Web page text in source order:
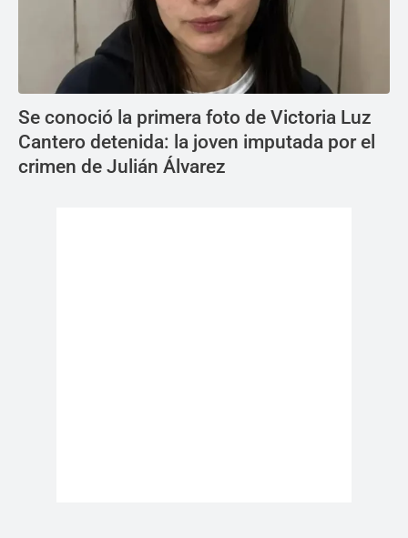
Se conoció la primera foto de Victoria Luz
Cantero detenida: la joven imputada por el
crimen de Julián Álvarez